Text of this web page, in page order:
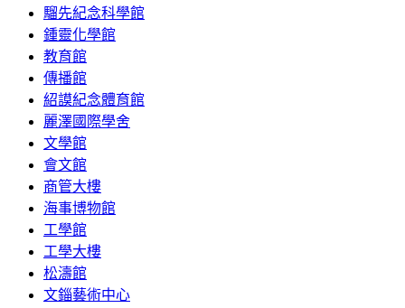
騮先紀念科學館
鍾靈化學館
教育館
傳播館
紹謨紀念體育館
麗澤國際學舍
文學館
會文館
商管大樓
海事博物館
工學館
工學大樓
松濤館
文錙藝術中心